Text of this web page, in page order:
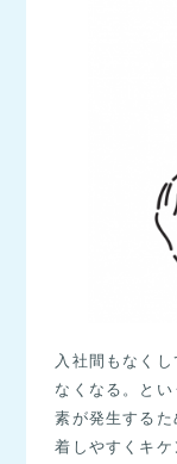
入社間もなく
なくなる。と
素が発生する
着しやすくキ